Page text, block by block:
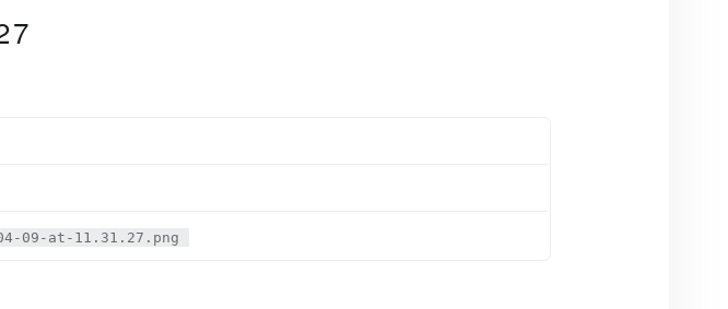
09-at-11.31.27.png